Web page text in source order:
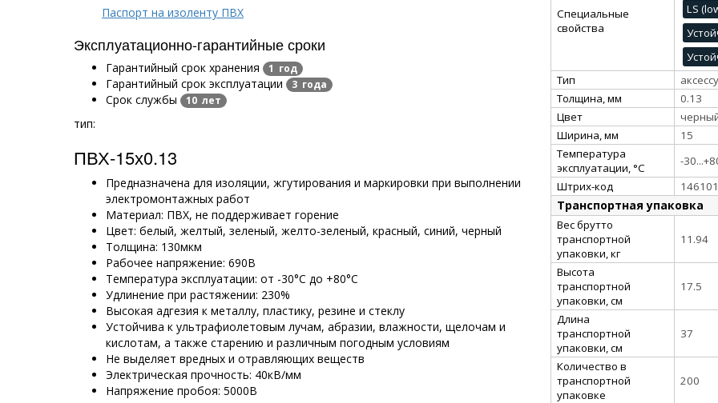
Паспорт на изоленту ПВХ
Эксплуатационно-гарантийные сроки
Гарантийный срок хранения 1 год
Гарантийный срок эксплуатации 3 года
Срок службы 10 лет
тип:
ПВХ-15х0.13
Предназначена для изоляции, жгутирования и маркировки при выполнении
электромонтажных работ
Материал: ПВХ, не поддерживает горение
Цвет: белый, желтый, зеленый, желто-зеленый, красный, синий, черный
Толщина: 130мкм
Рабочее напряжение: 690В
Температура эксплуатации: от -30°C до +80°C
Удлинение при растяжении: 230%
Высокая адгезия к металлу, пластику, резине и стеклу
Устойчива к ультрафиолетовым лучам, абразии, влажности, щелочам и
кислотам, а также старению и различным погодным условиям
Не выделяет вредных и отравляющих веществ
Электрическая прочность: 40кВ/мм
Напряжение пробоя: 5000В
Специальные
свойства
LS
Тип
Толщина, мм
0.13
Цвет
Ширина, мм
15
Температура
эксплуатации, °C
-
Штрих-код
Транспортная упаковка
Вес брутто
транспортной
упаковки, кг
11.94
Высота
транспортной
упаковки, см
17.5
Длина
транспортной
упаковки, см
37
Количество в
транспортной
упаковке
200